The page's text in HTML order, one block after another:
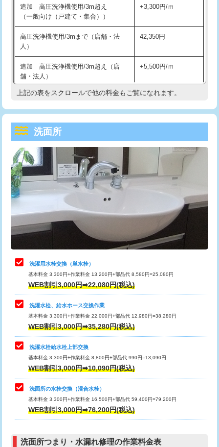
マス交換（深さ50㎝以上） 66,000円
コンクリート斫り（厚さ10㎝まで） 27,500円
コンクリート斫り（厚さ10㎝超え）
モルタル補修（厚さ10㎝まで）
モルタル補修（厚さ10㎝超え） 38,500円
洗面台設置 38,500円
追加人工
廃棄・処分 現場見積
※給水管工事は20mmまでの価格です。
持込商品取付（混合水栓） 16,500円
給水管工事※（ホール加工)
給水管工事※（バンド止め) 3,300円
給水管工事※（支持金具設置) 5,500円
給水管工事※（保温材使用（バンド止
め込み）)
5,500円
給水管工事※（土の掘削・埋め戻し作
業)
11,000円
給水管工事※（塩ビ管（VP・HI）使
用/3ｍまで)
33,000円
給水管工事※（塩ビ管（VP・HI）使
用（追加）/3ｍ超え)
給水管工事※（ライニング鋼管・銅
管・ポリ管・HT管使用/3ｍまで)
44,000円
給水管工事※（ライニング鋼管・銅
管・ポリ管・HT管使用/3ｍ超え)
排水管工事（土の掘削・埋め戻し作
業）
排水管工事（排水管工事/3ｍまで） 55,000円
排水管工事（追加 排水管工事/3ｍ超
え）
マス交換（土の掘削・埋め戻し作業）
マス交換（深さ50㎝未満）
マス交換（深さ50㎝以上）
追加 高圧洗浄機使用/3m超え
（一般向け（戸建て・集合））
+3,300円/ｍ
高圧洗浄機使用/3mまで（店舗・法
人）
42,350円
追加 高圧洗浄機使用/3m超え（店
舗・法人）
+5,500円/ｍ
高度高圧洗浄換 現地調査
トーラー機使用/3mまで
追加トーラー機使用/3m超え +3,300円
カメラ調査 33,000円
桝清掃
止水・漏水調査・防水処理・清掃・修
理・調整・分解・加工など（軽作業）
11,000円
止水・漏水調査・防水処理・清掃・修
理・調整・分解・加工など（中作業）
22,000円
止水・漏水調査・防水処理・清掃・修
理・調整・分解・加工など（重作業）
33,000円
キッチンタンク脱着
その他部品の脱着
交換・取付（タンク）
交換・取付(単水栓（壁付・デッキ
式）)
交換・取付(混合水栓（壁付・デッキ
式・ワンホール）)
16,500円+材料費
（P/S/ポップアップ））
上記の表をスクロールで他の料金もご覧になれます。
洗面所
洗濯用水栓交換（単水栓）
基本料金 3,300円+作業料金 13,200円+部品代 8,580円=25,080円
WEB割引3,000円➡22,080円(税込)
洗濯水栓、給水ホース交換作業
基本料金 3,300円+作業料金 22,000円+部品代 12,980円=38,280円
WEB割引3,000円➡35,280円(税込)
洗濯水栓給水栓上部交換
基本料金 3,300円+作業料金 8,800円+部品代 990円=13,090円
WEB割引3,000円➡10,090円(税込)
洗面所の水栓交換（混合水栓）
基本料金 3,300円+作業料金 16,500円+部品代 59,400円=79,200円
WEB割引3,000円➡76,200円(税込)
洗面所つまり・水漏れ修理の作業料金表